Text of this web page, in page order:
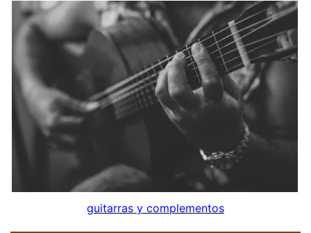
guitarras y complementos